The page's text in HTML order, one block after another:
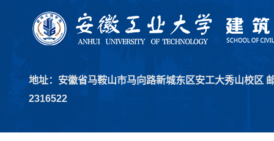
地址：安徽省马鞍山市马向路新城东区安工大秀山校区
2316522